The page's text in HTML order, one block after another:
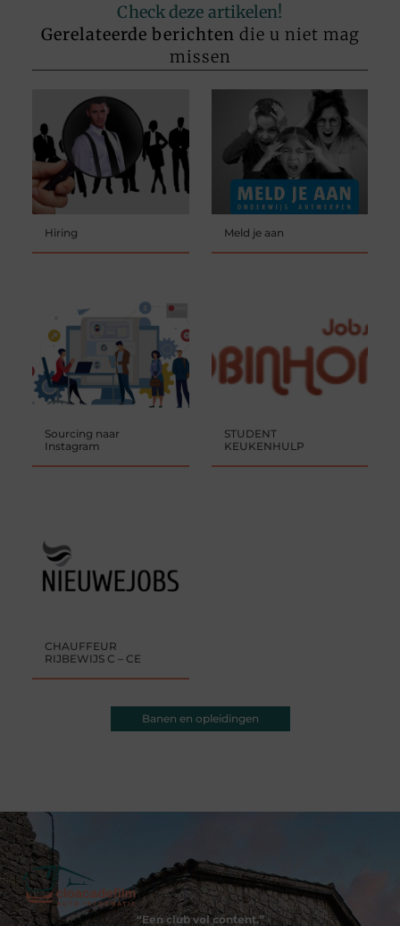
Check deze artikelen!
Gerelateerde berichten die u niet mag
missen
Hiring Meld je aan
Sourcing naar
Instagram
STUDENT
KEUKENHULP
CHAUFFEUR
RIJBEWIJS C – CE
Banen en opleidingen
“Een club vol content.”